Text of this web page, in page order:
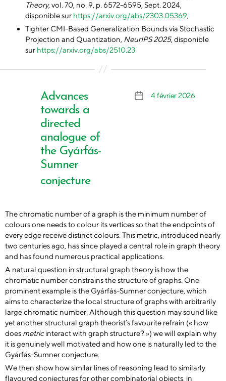
Theory, vol. 70, no. 9, p. 6572-6595, Sept. 2024,
disponible sur https://arxiv.org/abs/2303.05369,
Tighter CMI-Based Generalization Bounds via Stochastic
Projection and Quantization, NeurIPS 2025, disponible
sur https://arxiv.org/abs/2510.23
Advances
towards a
directed
analogue of
the Gyárfás-
Sumner
conjecture
Date
4 février 2026
The chromatic number of a graph is the minimum number of
colours one needs to colour its vertices so that the endpoints of
every edge receive distinct colours. This metric, introduced nearly
two centuries ago, has since played a central role in graph theory
and has found numerous practical applications.
A natural question in structural graph theory is how the
chromatic number constrains the structure of graphs. One
prominent example is the Gyárfás-Sumner conjecture, which
aims to characterize the local structure of graphs with arbitrarily
large chromatic number. Although this question may sound like
yet another structural graph theorist’s favourite refrain (« how
does metricinteract with graph structure? ») we will explain why
it is genuinely well motivated and how one is naturally led to the
Gyárfás-Sumner conjecture.
We then show how similar lines of reasoning lead to similarly
flavoured conjectures for other combinatorial objects, in